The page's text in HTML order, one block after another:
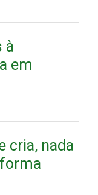
à
em
cria, nada